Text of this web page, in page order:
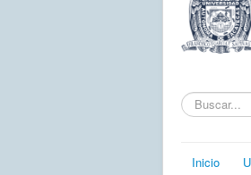
Texto
a
Inicio